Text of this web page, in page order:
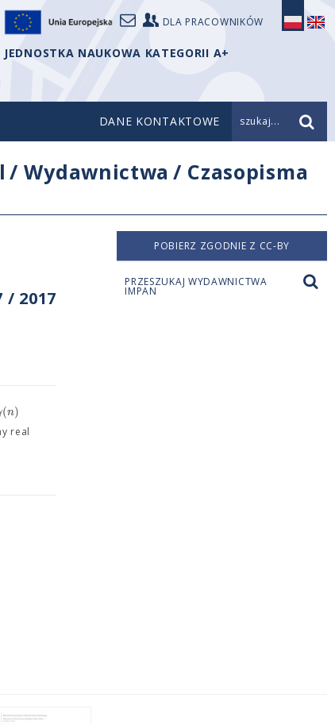
DLA PRACOWNIKÓW
JEDNOSTKA NAUKOWA KATEGORII A+
DANE KONTAKTOWE szukaj...
/Wydawnictwa / Czasopisma
/ 2017
(n)
real
POBIERZ ZGODNIE Z CC-BY
PRZESZUKAJ WYDAWNICTWA
IMPAN